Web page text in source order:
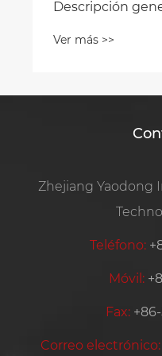
clip de balanza.
Zhejiang Yaodong
Teléfono:
Móvil:
Fax:
Correo electrónico: